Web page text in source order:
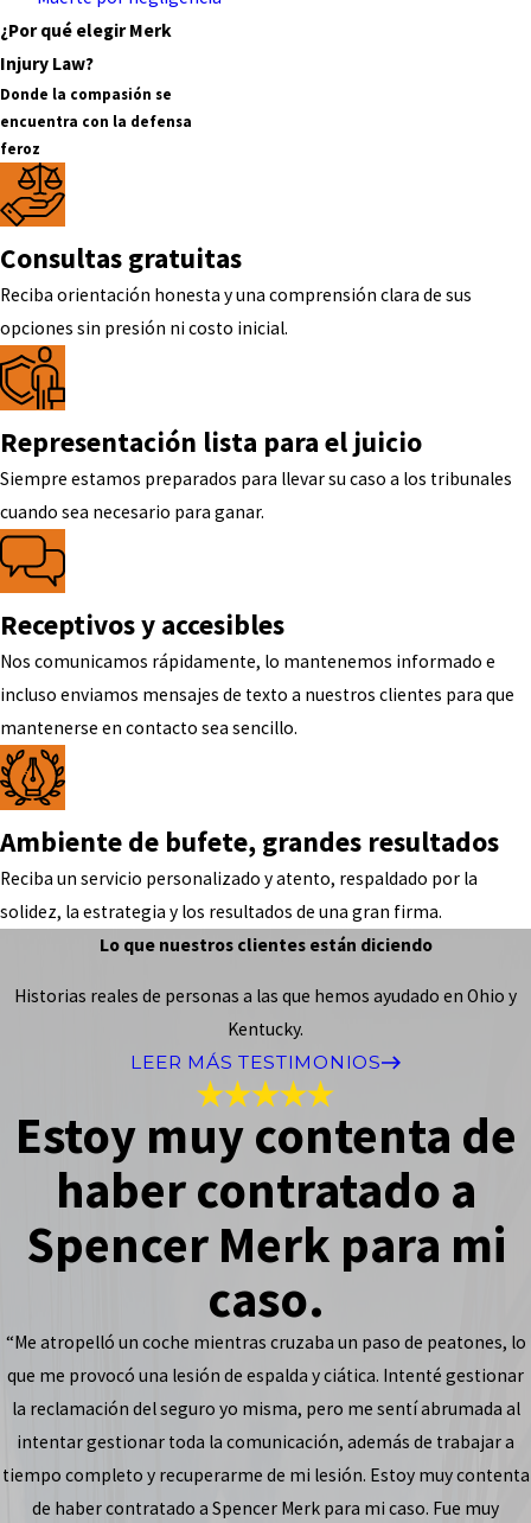
¿Por qué elegir Merk
Injury Law?
Donde la compasión se
encuentra con la defensa
feroz
Consultas gratuitas
Reciba orientación honesta y una comprensión clara de sus
opciones sin presión ni costo inicial.
Representación lista para el juicio
Siempre estamos preparados para llevar su caso a los tribunales
cuando sea necesario para ganar.
Receptivos y accesibles
Nos comunicamos rápidamente, lo mantenemos informado e
incluso enviamos mensajes de texto a nuestros clientes para que
mantenerse en contacto sea sencillo.
Ambiente de bufete, grandes resultados
Reciba un servicio personalizado y atento, respaldado por la
solidez, la estrategia y los resultados de una gran firma.
Lo que nuestros clientes están diciendo
Historias reales de personas a las que hemos ayudado en Ohio y
Kentucky.
LEER MÁS TESTIMONIOS
Estoy muy contenta de
haber contratado a
Spencer Merk para mi
caso.
“Me atropelló un coche mientras cruzaba un paso de peatones, lo
que me provocó una lesión de espalda y ciática. Intenté gestionar
la reclamación del seguro yo misma, pero me sentí abrumada al
intentar gestionar toda la comunicación, además de trabajar a
tiempo completo y recuperarme de mi lesión. Estoy muy contenta
de haber contratado a Spencer Merk para mi caso. Fue muy